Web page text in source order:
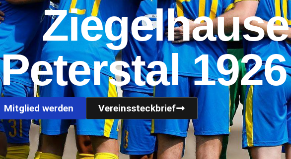
Peterstal
Mitglied werden Vereinssteckbrief